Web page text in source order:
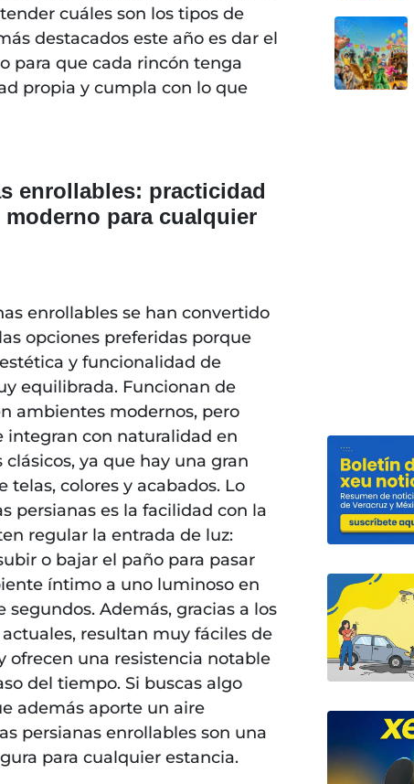
cuáles son los tipos de
destacados este año es dar el
para que cada rincón tenga
propia y cumpla con lo que
enrollables: practicidad
para cualquier
enrollables se han convertido
opciones preferidas porque
y funcionalidad de
equilibrada. Funcionan de
ambientes modernos, pero
integran con naturalidad en
clásicos, ya que hay una gran
telas, colores y acabados. Lo
persianas es la facilidad con la
regular la entrada de luz:
o bajar el paño para pasar
íntimo a uno luminoso en
segundos. Además, gracias a los
resultan muy fáciles de
ofrecen una resistencia notable
del tiempo. Si buscas algo
además aporte un aire
persianas enrollables son una
para cualquier estancia.